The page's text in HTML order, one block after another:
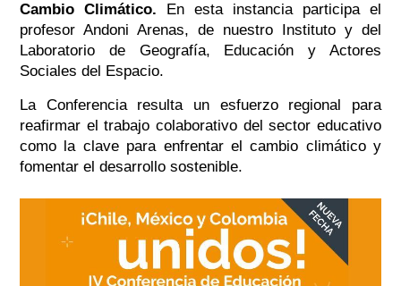
Cambio Climático. En esta instancia participa el
profesor Andoni Arenas, de nuestro Instituto y del
Laboratorio de Geografía, Educación y Actores
Sociales del Espacio.
La Conferencia resulta un esfuerzo regional para
reafirmar el trabajo colaborativo del sector educativo
como la clave para enfrentar el cambio climático y
fomentar el desarrollo sostenible.